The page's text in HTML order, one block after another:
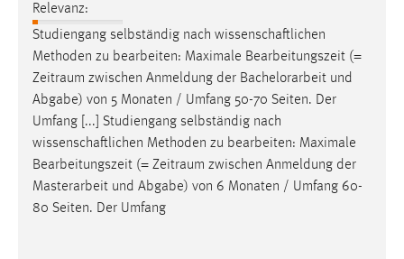
Relevanz:
Studiengang selbständig nach wissenschaftlichen
Methoden zu bearbeiten: Maximale Bearbeitungszeit (=
Zeitraum zwischen Anmeldung der Bachelorarbeit und
Abgabe) von 5 Monaten / Umfang 50-70 Seiten. Der
Umfang [...] Studiengang selbständig nach
wissenschaftlichen Methoden zu bearbeiten: Maximale
Bearbeitungszeit (= Zeitraum zwischen Anmeldung der
Masterarbeit und Abgabe) von 6 Monaten / Umfang 60-
80 Seiten. Der Umfang